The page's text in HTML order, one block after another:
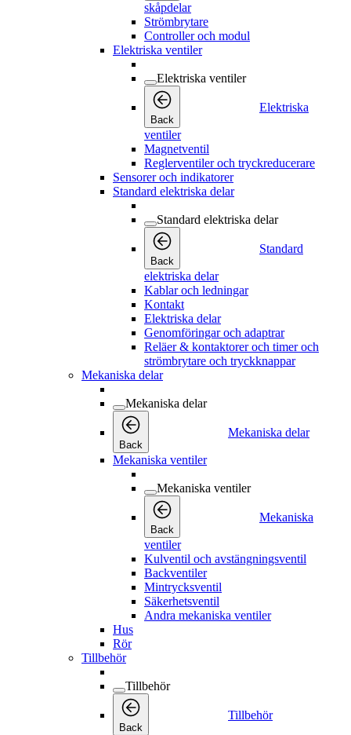
skåpdelar
Strömbrytare
Controller och modul
Elektriska ventiler
Elektriska ventiler
Back
Elektriska
ventiler
Magnetventil
Reglerventiler och tryckreducerare
Sensorer och indikatorer
Standard elektriska delar
Standard elektriska delar
Back
Standard
elektriska delar
Kablar och ledningar
Kontakt
Elektriska delar
Genomföringar och adaptrar
Reläer & kontaktorer och timer och
strömbrytare och tryckknappar
Mekaniska delar
Mekaniska delar
Back
Mekaniska delar
Mekaniska ventiler
Mekaniska ventiler
Back
Mekaniska
ventiler
Kulventil och avstängningsventil
Backventiler
Mintrycksventil
Säkerhetsventil
Andra mekaniska ventiler
Hus
Rör
Tillbehör
Tillbehör
Back
Tillbehör